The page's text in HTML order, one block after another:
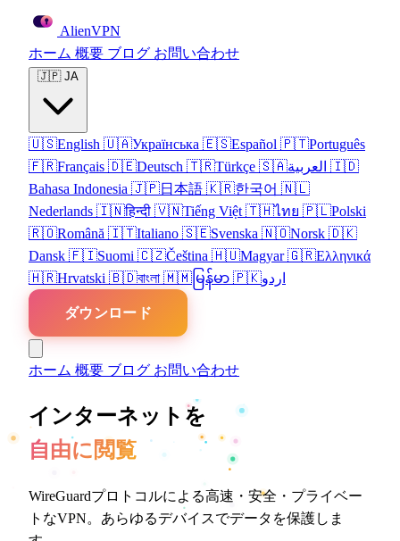
AlienVPN
ホーム 概要 ブログ お問い合わせ
🇯🇵 JA
🇺🇸English 🇺🇦Українська 🇪🇸Español 🇵🇹Português
🇫🇷Français 🇩🇪Deutsch 🇹🇷Türkçe 🇸🇦
🇮🇩
Bahasa Indonesia 🇯🇵日本語 🇰🇷한국어 🇳🇱
Nederlands 🇮🇳हिन्दी 🇻🇳Tiếng Việt 🇹🇭ไทย 🇵🇱Polski
🇷🇴Română 🇮🇹Italiano 🇸🇪Svenska 🇳🇴Norsk 🇩🇰
Dansk 🇫🇮Suomi 🇨🇿Čeština 🇭🇺Magyar🇬🇷Ελληνικά
🇭🇷Hrvatski 🇧🇩বাংলা 🇲🇲 မြန်မာ 🇵🇰اردو
ダウンロード
ホーム 概要 ブログ お問い合わせ
インターネットを
自由に閲覧
WireGuardプロトコルによる高速・安全・プライベー
トなVPN。あらゆるデバイスでデータを保護しま